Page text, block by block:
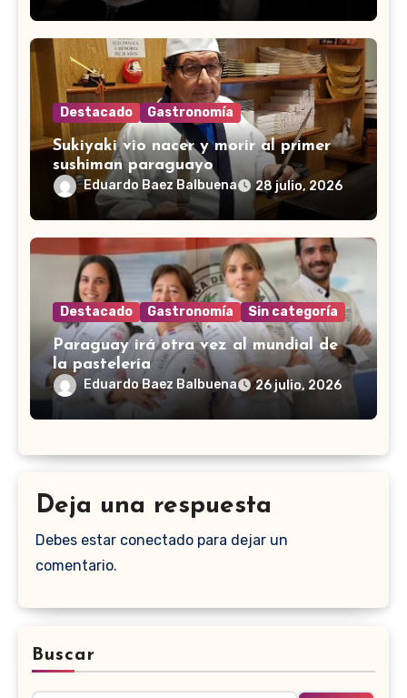
Destacado Gastronomía
Sukiyaki vio nacer y morir al primer
sushiman paraguayo
Eduardo Baez Balbuena 28 julio, 2026
Destacado Gastronomía Sin categoría
Paraguay irá otra vez al mundial de
la pastelería
Eduardo Baez Balbuena 26 julio, 2026
Deja una respuesta
Debes estar conectado para dejar un
comentario.
Buscar